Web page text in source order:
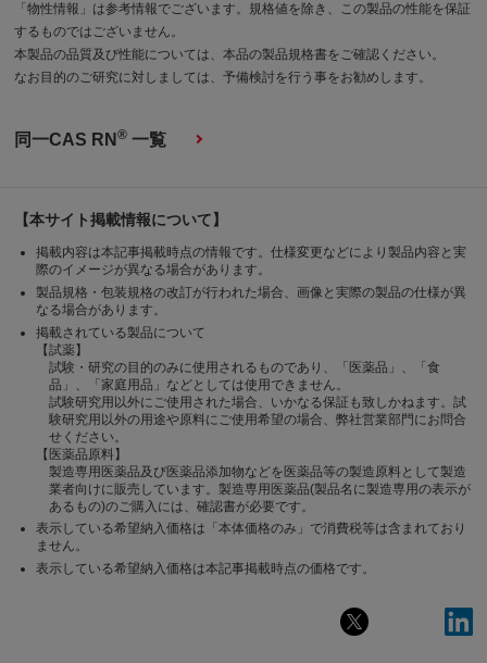
「物性情報」は参考情報でございます。規格値を除き、この製品の性能を保証
するものではございません。
本製品の品質及び性能については、本品の製品規格書をご確認ください。
なお目的のご研究に対しましては、予備検討を行う事をお勧めします。
同一CAS RN® 一覧
【本サイト掲載情報について】
掲載内容は本記事掲載時点の情報です。仕様変更などにより製品内容と実
際のイメージが異なる場合があります。
製品規格・包装規格の改訂が行われた場合、画像と実際の製品の仕様が異
なる場合があります。
掲載されている製品について
【試薬】
試験・研究の目的のみに使用されるものであり、「医薬品」、「食
品」、「家庭用品」などとしては使用できません。
試験研究用以外にご使用された場合、いかなる保証も致しかねます。試
験研究用以外の用途や原料にご使用希望の場合、弊社営業部門にお問合
せください。
【医薬品原料】
製造専用医薬品及び医薬品添加物などを医薬品等の製造原料として製造
業者向けに販売しています。製造専用医薬品(製品名に製造専用の表示が
あるもの)のご購入には、確認書が必要です。
表示している希望納入価格は「本体価格のみ」で消費税等は含まれており
ません。
表示している希望納入価格は本記事掲載時点の価格です。